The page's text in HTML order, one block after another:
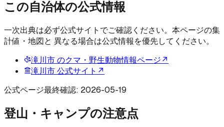
この自治体の公式情報
一次出典は必ず公式サイトでご確認ください。本ページの集
計値・地図と 異なる場合は公式情報を優先してください。
滝川市のクマ・野生動物情報ページ↗
滝川市公式サイト ↗
公式ページ最終確認: 2026-05-19
登山・キャンプの注意点